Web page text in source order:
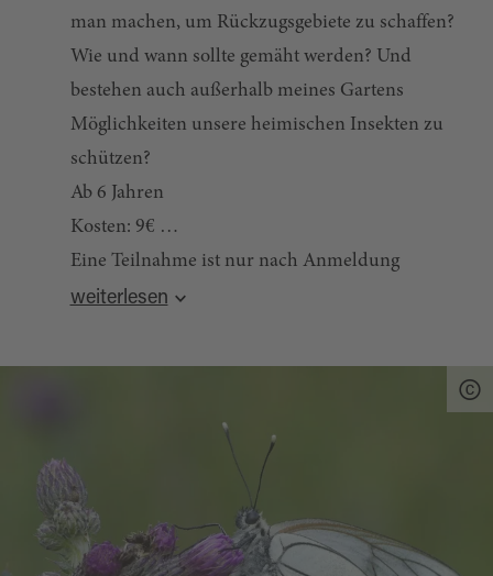
man machen, um Rückzugsgebiete zu schaffen?
Wie und wann sollte gemäht werden? Und
bestehen auch außerhalb meines Gartens
Möglichkeiten unsere heimischen Insekten zu
schützen?
Ab 6 Jahren
Kosten: 9€
Eine Teilnahme ist nur nach Anmeldung
möglich, da die Plätze begrenzt sind!
Quelle:destination.one
weiterlesen